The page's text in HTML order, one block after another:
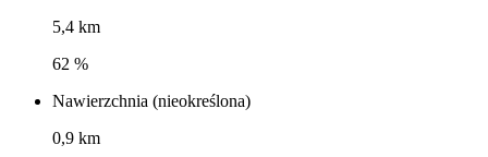
5,4 km
62 %
Nawierzchnia (nieokreślona)
0,9 km